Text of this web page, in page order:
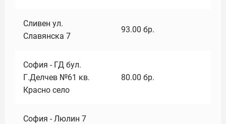
Сливен ул.
Славянска 7
93.00 бр.
София - ГД бул.
Г.Делчев №61 кв.
Красно село
80.00 бр.
София - Люлин 7